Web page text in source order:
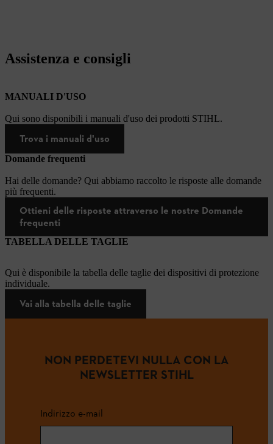
Assistenza e consigli
MANUALI D'USO
Qui sono disponibili i manuali d'uso dei prodotti STIHL.
Trova i manuali d'uso
Domande frequenti
Hai delle domande? Qui abbiamo raccolto le risposte alle domande
più frequenti.
Ottieni delle risposte attraverso le nostre Domande
frequenti
TABELLA DELLE TAGLIE
Qui è disponibile la tabella delle taglie dei dispositivi di protezione
individuale.
Vai alla tabella delle taglie
NON PERDETEVI NULLA CON LA
NEWSLETTER STIHL
Indirizzo e-mail